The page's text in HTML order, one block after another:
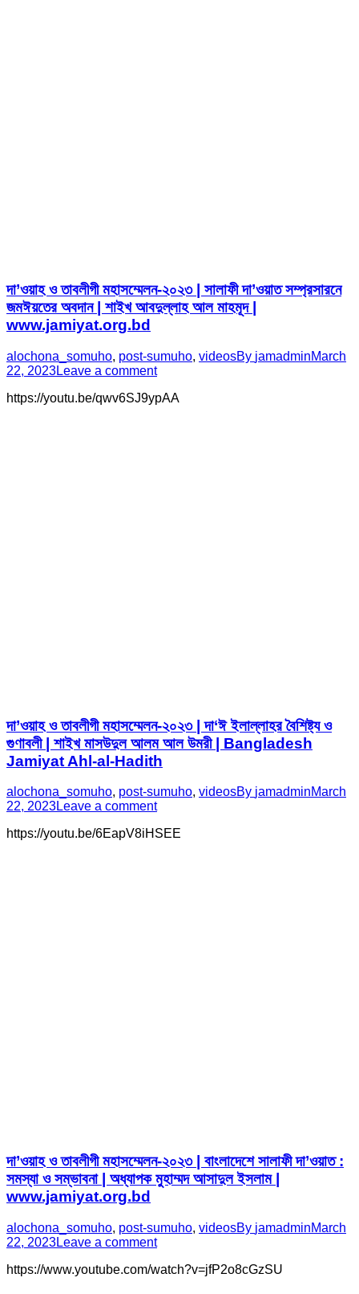
দা’ওয়াহ ও তাবলীগী মহাসম্মেলন-২০২৩ | সালাফী দা’ওয়াত সম্প্রসারনে
জমঈয়তের অবদান | শাইখ আবদুল্লাহ আল মাহমূদ |
www.jamiyat.org.bd
alochona_somuho, post-sumuho, videosBy jamadminMarch
22, 2023Leave a comment
https://youtu.be/qwv6SJ9ypAA
দা’ওয়াহ ও তাবলীগী মহাসম্মেলন-২০২৩ | দা‘ঈ ইলাল্লাহর বৈশিষ্ট্য ও
গুণাবলী | শাইখ মাসউদুল আলম আল উমরী | Bangladesh
Jamiyat Ahl-al-Hadith
alochona_somuho, post-sumuho, videosBy jamadminMarch
22, 2023Leave a comment
https://youtu.be/6EapV8iHSEE
দা’ওয়াহ ও তাবলীগী মহাসম্মেলন-২০২৩ | বাংলাদেশে সালাফী দা’ওয়াত :
সমস্যা ও সম্ভাবনা | অধ্যাপক মুহাম্মদ আসাদুল ইসলাম |
www.jamiyat.org.bd
alochona_somuho, post-sumuho, videosBy jamadminMarch
22, 2023Leave a comment
https://www.youtube.com/watch?v=jfP2o8cGzSU